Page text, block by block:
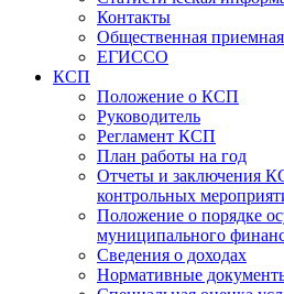
Контакты
Общественная приемная
ЕГИССО
КСП
Положение о КСП
Руководитель
Регламент КСП
План работы на год
Отчеты и заключения
контрольных
Положение о порядке
муниципального
Сведения о доходах
Нормативные